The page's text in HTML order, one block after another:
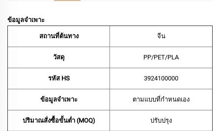
ข้อมูลจำเพาะ
สถานที่ต้นทาง จีน
วัสดุ PP/PET/PLA
รหัส HS ‌3924100000‌
ข้อมูลจำเพาะ ตามแบบที่กำหนดเอง
ปริมาณสั่งซื้อขั้นต่ำ (MOQ) ปรับปรุง